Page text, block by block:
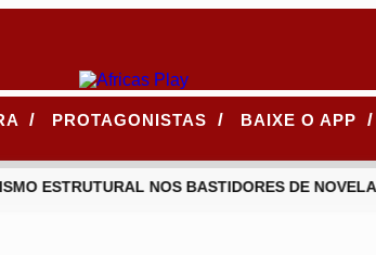
/ PROTAGONISTAS / BAIXE O APP /
ESTRUTURAL NOS BASTIDORES DE NOVELA